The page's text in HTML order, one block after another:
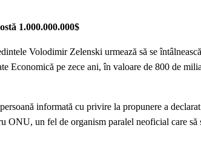
1.000.000.000$
Volodimir Zelenski urmează să se
Economică pe zece ani, în valoare de 800 de
informată cu privire la propunere a
ONU, un fel de organism paralel neoficial care să